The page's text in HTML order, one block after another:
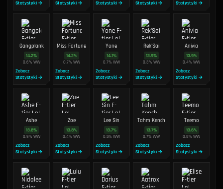
Statystyki → Statystyki → Statystyki → Statystyki → Statystyki →
Gangplank
14.2%
0.6% WW
Zobacz
Statystyki →
Miss Fortune
14.2%
0.7% WW
Zobacz
Statystyki →
Yone
14.1%
0.7% WW
Zobacz
Statystyki →
Rek'Sai
13.9%
0.3% WW
Zobacz
Statystyki →
Anivia
13.9%
0.4%WW
Zobacz
Statystyki →
Ashe
13.8%
0.9% WW
Zobacz
Statystyki →
Zoe
13.8%
0.4%WW
Zobacz
Statystyki →
Lee Sin
13.7%
0.5% WW
Zobacz
Statystyki →
Tahm Kench
13.7%
0.7%WW
Zobacz
Statystyki →
Teemo
13.6%
0.8%WW
Zobacz
Statystyki →